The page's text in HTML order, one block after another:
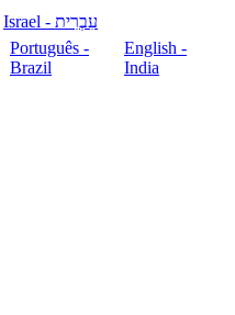
עִבְרִית - Israel
Português -
Brazil
English -
India